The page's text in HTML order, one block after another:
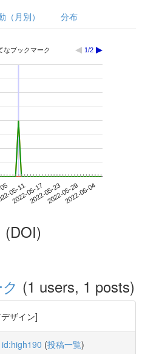
（月別） 分布
なブックマーク 1/2
05-11
2022-05-172022-05-232022-05-292022-06-04
(DOI)
(1 users, 1 posts)
ザイン]
id:high190 (投稿一覧)